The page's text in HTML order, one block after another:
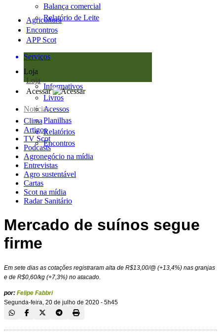
Balança comercial
Relatório de Leite
Agricultura
Encontros
APP Scot
Serviços
Loja
Loja
Informativos
Livros
Acessos
Planilhas
Relatórios
Encontros
Acessar
Notícias
Clima
Artigos
TV Scot
Podcasts
Agronegócio na mídia
Entrevistas
Agro sustentável
Cartas
Scot na mídia
Radar Sanitário
Mercado de suínos segue
firme
Em sete dias as cotações registraram alta de R$13,00/@ (+13,4%) nas granjas
e de R$0,60/kg (+7,3%) no atacado.
por: Felipe Fabbri
Segunda-feira, 20 de julho de 2020 - 5h45